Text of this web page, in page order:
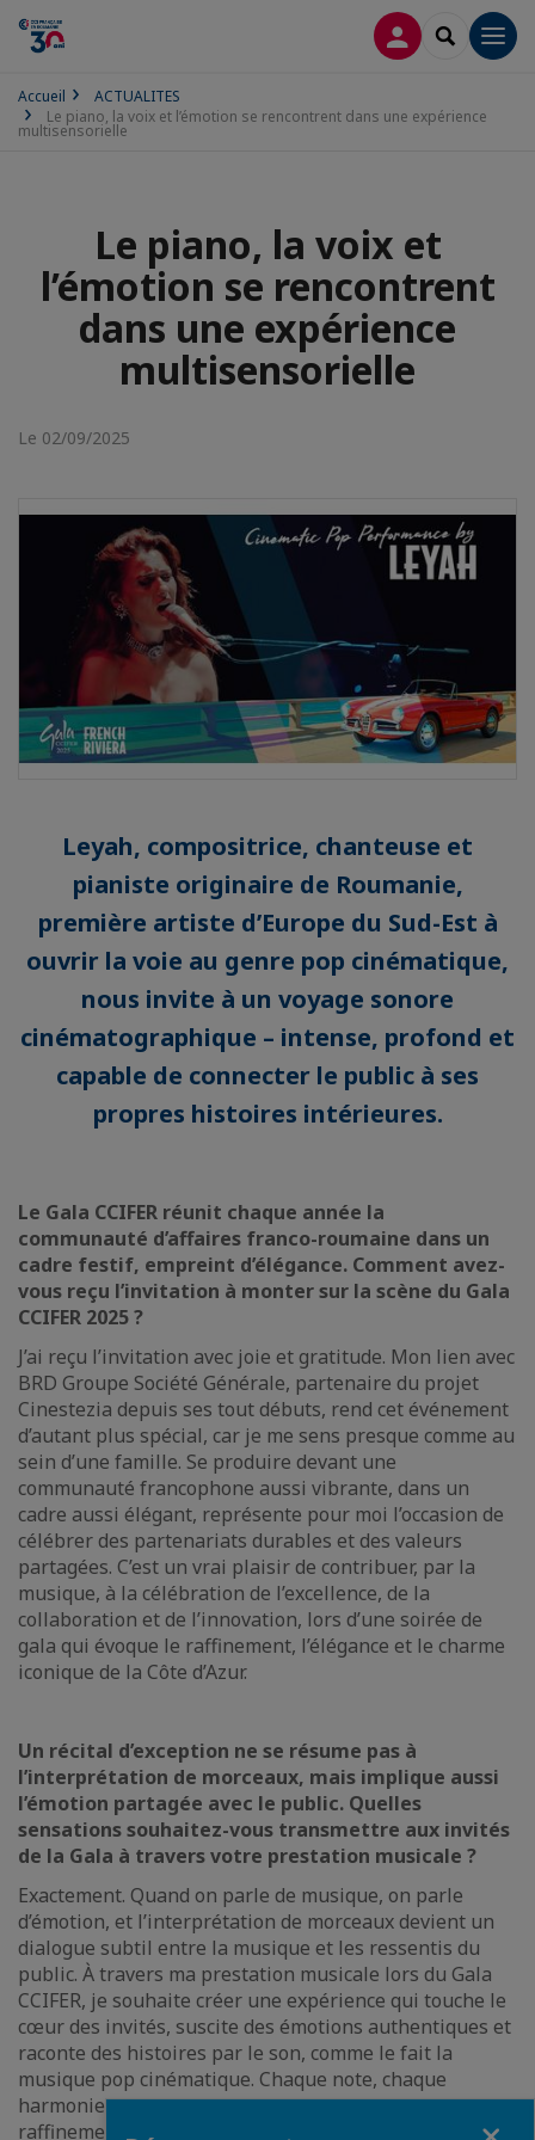
CONNEXION
Accueil
ACTUALITES
Le piano, la voix et l’émotion se rencontrent dans une expérience
multisensorielle
Le piano, la voix et
l’émotion se rencontrent
dans une expérience
multisensorielle
Le 02/09/2025
Leyah, compositrice, chanteuse et
pianiste originaire de Roumanie,
première artiste d’Europe du Sud-Est à
ouvrir la voie au genre pop cinématique,
nous invite à un voyage sonore
cinématographique – intense, profond et
capable de connecter le public à ses
propres histoires intérieures.
Le Gala CCIFER réunit chaque année la
communauté d’affaires franco-roumaine dans un
cadre festif, empreint d’élégance. Comment avez-
vous reçu l’invitation à monter sur la scène du Gala
CCIFER 2025 ?
J’ai reçu l’invitation avec joie et gratitude. Mon lien avec
BRD Groupe Société Générale, partenaire du projet
Cinestezia depuis ses tout débuts, rend cet événement
d’autant plus spécial, car je me sens presque comme au
sein d’une famille. Se produire devant une
communauté francophone aussi vibrante, dans un
cadre aussi élégant, représente pour moi l’occasion de
célébrer des partenariats durables et des valeurs
partagées. C’est un vrai plaisir de contribuer, par la
musique, à la célébration de l’excellence, de la
collaboration et de l’innovation, lors d’une soirée de
gala qui évoque le raffinement, l’élégance et le charme
iconique de la Côte d’Azur.
Un récital d’exception ne se résume pas à
l’interprétation de morceaux, mais implique aussi
l’émotion partagée avec le public. Quelles
sensations souhaitez-vous transmettre aux invités
de la Gala à travers votre prestation musicale ?
Exactement. Quand on parle de musique, on parle
d’émotion, et l’interprétation de morceaux devient un
dialogue subtil entre la musique et les ressentis du
public. À travers ma prestation musicale lors du Gala
CCIFER, je souhaite créer une expérience qui touche le
cœur des invités, suscite des émotions authentiques et
raconte des histoires par le son, comme le fait la
musique pop cinématique. Chaque note, chaque
harmonie, est pensée pour apporter élégance,
raffinement et une atmosphère de connexion profonde,